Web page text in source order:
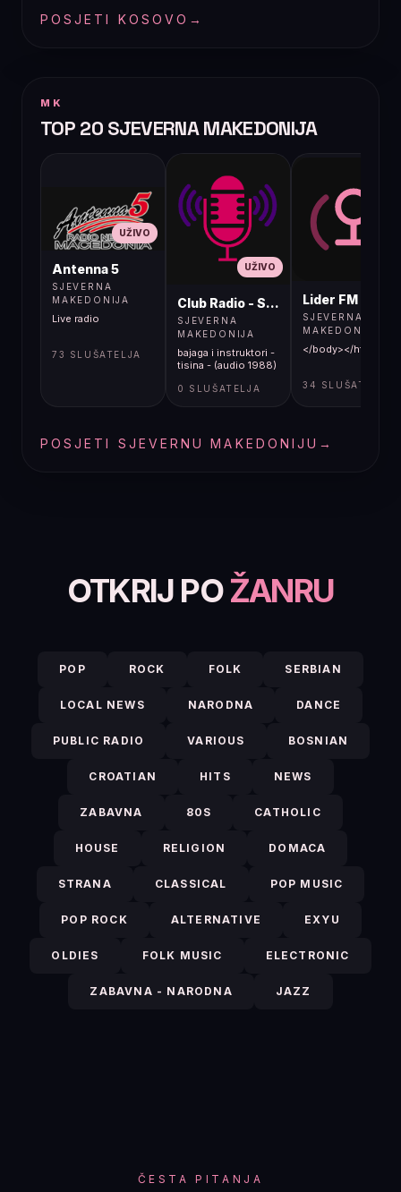
POSJETI KOSOVO →
MK
TOP 20 SJEVERNA MAKEDONIJA
UŽIVO
Antenna 5
SJEVERNA
MAKEDONIJA
Live radio
73 SLUŠATELJA
UŽIVO
Club Radio - Skopje, Mcedonia
SJEVERNA
MAKEDONIJA
bajaga i instruktori -
tisina - (audio 1988)
0 SLUŠATELJA
Lider FM 107,4
SJEVERNA
MAKEDONIJA
</body></html>
34 SLUŠATELJA
POSJETI SJEVERNU MAKEDONIJU →
OTKRIJ POŽANRU
POP ROCK FOLK SERBIAN
LOCAL NEWS NARODNA DANCE
PUBLIC RADIO VARIOUS BOSNIAN
CROATIAN HITS NEWS
ZABAVNA 80S CATHOLIC
HOUSE RELIGION DOMACA
STRANA CLASSICAL POP MUSIC
POP ROCK ALTERNATIVE EXYU
OLDIES FOLK MUSIC ELECTRONIC
ZABAVNA - NARODNA JAZZ
ČESTA PITANJA